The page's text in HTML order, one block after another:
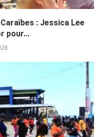
: Jessica Lee
pour...